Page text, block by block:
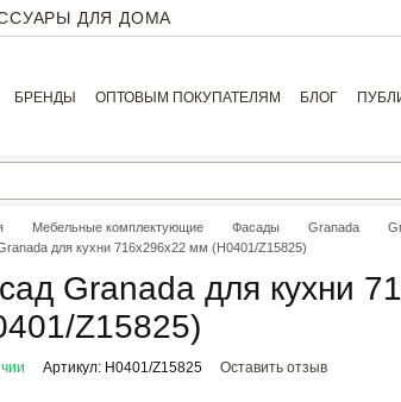
ДЛЯ ДОМА
БРЕНДЫ ОПТОВЫМ ПОКУПАТЕЛЯМ БЛОГ
Мебельные комплектующие Фасады Granada
для кухни 716х296х22 мм (H0401/Z15825)
Granada для кухни
Z15825)
Артикул: H0401/Z15825 Оставить отзыв